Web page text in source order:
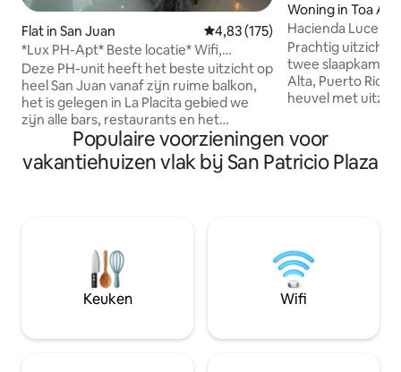
Flat in San Juan Gemiddelde beoordeling van
4,83 (175)
*Lux PH-Apt* Beste locatie* Wifi,
wasmachine/droger, 24/7 inchecken
Deze PH-unit heeft het beste uitzicht op
heel San Juan vanaf zijn ruime balkon,
het is gelegen in La Placita gebied we
zijn alle bars, restaurants en het
nachtleven op slechts een paar stappen
afstand. Het strand ligt op slechts 10
minuten lopen en van (SJU) San Juan
parkeergelegenheid in hetzelfde
appartement met controle-toegang.
Het appartement is volledig
gerenoveerd en uitgerust met alles wat
verblijf te hebben.
Woning in Toa Alta
Hacienda
ontsnapping aan
Prachtig uitzicht
twee
Alta, Puerto Rico.
heuvel met
regenwoud. Het
voor
fotografen. Er
drijvende dok
vallen of de onze
van de paden en
Populaire voorzieningen voor
vakantiehuizen vlak bij San Patricio Plaza
Keuken Wifi